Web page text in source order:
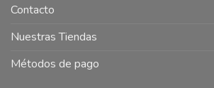
Contacto
Nuestras Tiendas
Métodos de pago